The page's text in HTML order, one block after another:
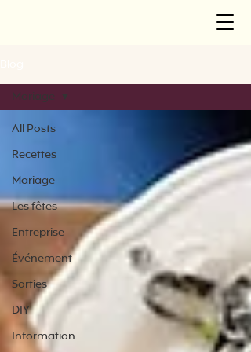
All Posts
Recettes
Mariage
Les fêtes
Entreprise
Événement
Sorties
DIY
Information
Mariage